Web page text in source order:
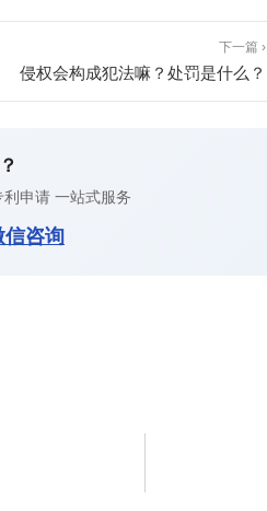
下一篇 ›
侵权会构成犯法嘛？处罚是什么？
申请 一站式服务
咨询